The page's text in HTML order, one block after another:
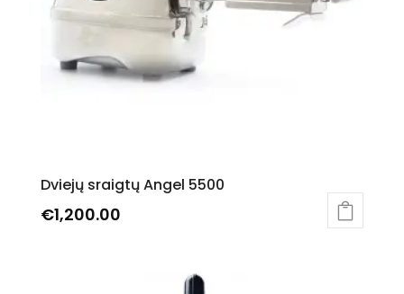
Dviejų sraigtų Angel 5500
€1,200.00